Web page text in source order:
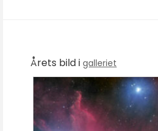
Årets bild i galleriet